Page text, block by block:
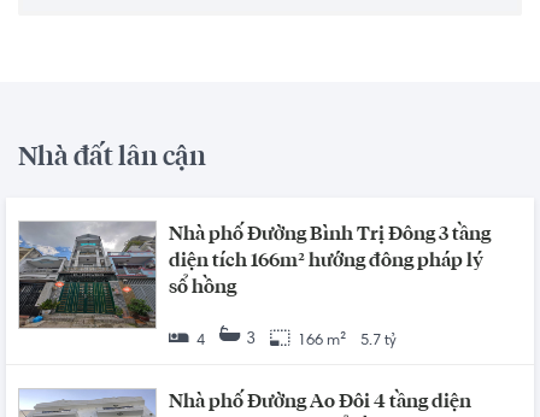
Nhà đất lân cận
Nhà phố Đường Bình Trị Đông 3 tầng
diện tích 166m² hướng đông pháp lý
sổ hồng
4 3 166 m² 5.7 tỷ
Nhà phố Đường Ao Đôi 4 tầng diện